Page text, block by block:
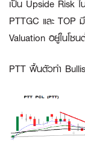
เป็น Upside Risk ใ
PTTGC และ TOP
Valuation อยู่ในโซ
PTT ฟื้นตัวทำ